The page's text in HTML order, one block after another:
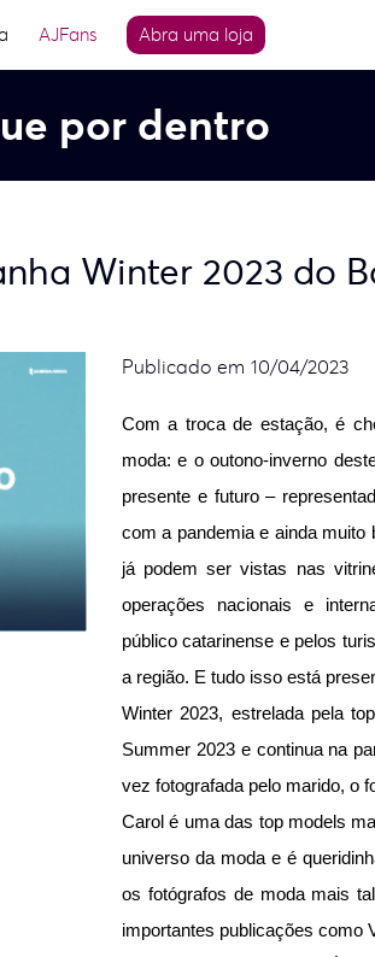
AJFans Abra uma loja
por dentro
Winter 2023 do
Publicado em 10/04/2023
Com a troca de estação, é
moda: e o outono-inverno
presente e futuro –
com a pandemia e ainda muito
já podem ser vistas nas
operações nacionais e
público catarinense e pelos
a região. E tudo isso está
Winter 2023, estrelada pela
Summer 2023 e continua na
vez fotografada pelo marido, o
Carol é uma das top models
universo da moda e é
os fotógrafos de moda mais
importantes publicações como